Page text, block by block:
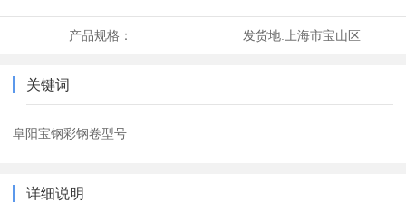
产品规格： 发货地: 上海市宝山区
关键词
阜阳宝钢彩钢卷型号
详细说明